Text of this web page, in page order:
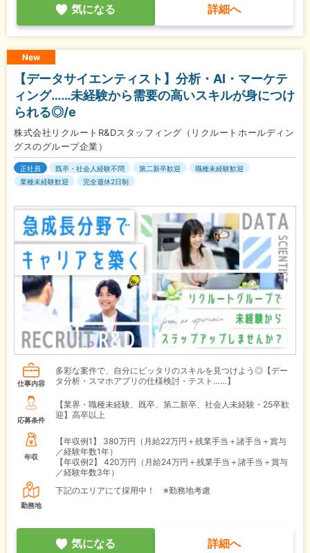
気になる 詳細へ
New
【データサイエンティスト】分析・AI・マーケテ
ィング……未経験から需要の高いスキルが身につけ
られる◎/e
株式会社リクルートR&Dスタッフィング（リクルートホールディン
グスのグループ企業）
正社員 既卒・社会人経験不問 第二新卒歓迎
職種未経験歓迎
業種未経験歓迎
完全週休2日制
仕事内容
多彩な案件で、自分にピッタリのスキルを見つけよう◎【デー
タ分析・スマホアプリの仕様検討・テスト……】
応募条件
【業界・職種未経験、既卒、第二新卒、社会人未経験・25卒歓
迎】高卒以上
年収
【年収例1】
380万円（月給22万円＋残業手当＋諸手当＋賞与
／経験年数1年）
【年収例2】
420万円（月給24万円＋残業手当＋諸手当＋賞与
／経験年数3年）
勤務地
下記のエリアにて採用中！ ※勤務地考慮
気になる 詳細へ